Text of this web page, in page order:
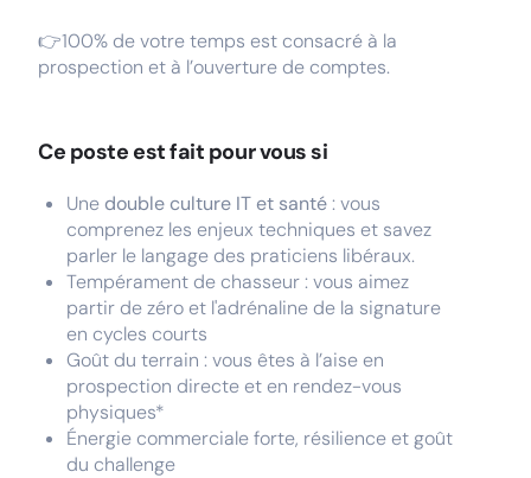
👉100% de votre temps est consacré à la
prospection et à l’ouverture de comptes.
Ce poste est fait pour vous si
Une double culture IT et santé: vous
comprenez les enjeux techniques et savez
parler le langage des praticiens libéraux.
Tempérament de chasseur : vous aimez
partir de zéro et l'adrénaline de la signature
en cycles courts
Goût du terrain : vous êtes à l’aise en
prospection directe et en rendez-vous
physiques*
Énergie commerciale forte, résilience et goût
du challenge